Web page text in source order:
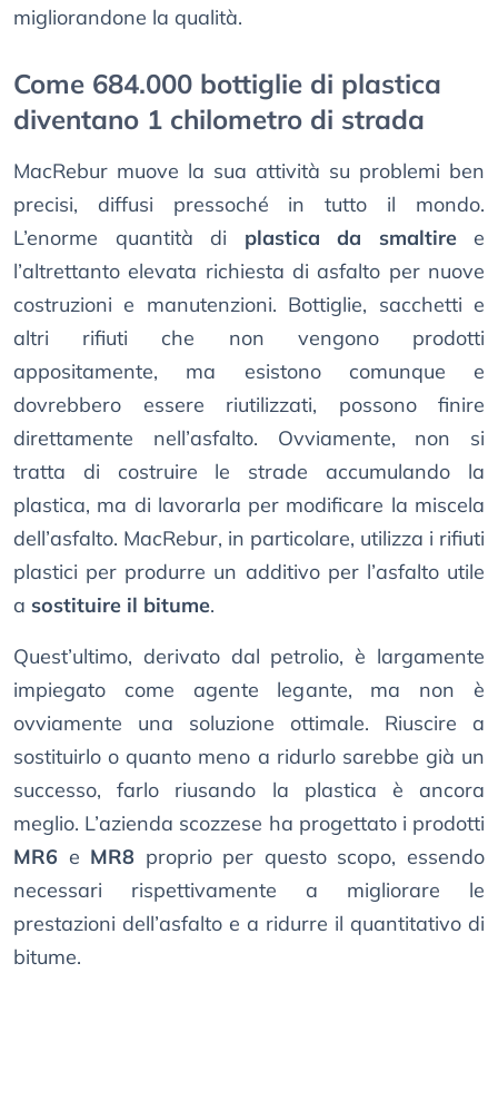
migliorandone la qualità.
Come 684.000 bottiglie di plastica
diventano 1 chilometro di strada
MacRebur muove la sua attività su problemi ben
precisi, diffusi pressoché in tutto il mondo.
L’enorme quantità di plastica da smaltiree
l’altrettanto elevata richiesta di asfalto per nuove
costruzioni e manutenzioni. Bottiglie, sacchetti e
altri rifiuti che non vengono prodotti
appositamente, ma esistono comunque e
dovrebbero essere riutilizzati, possono finire
direttamente nell’asfalto. Ovviamente, non si
tratta di costruire le strade accumulando la
plastica, ma di lavorarla per modificare la miscela
dell’asfalto. MacRebur, in particolare, utilizza i rifiuti
plastici per produrre un additivo per l’asfalto utile
a sostituire il bitume.
Quest’ultimo, derivato dal petrolio, è largamente
impiegato come agente legante, ma non è
ovviamente una soluzione ottimale. Riuscire a
sostituirlo o quanto meno a ridurlo sarebbe già un
successo, farlo riusando la plastica è ancora
meglio. L’azienda scozzese ha progettato i prodotti
MR6 e MR8 proprio per questo scopo, essendo
necessari rispettivamente a migliorare le
prestazioni dell’asfalto e a ridurre il quantitativo di
bitume.